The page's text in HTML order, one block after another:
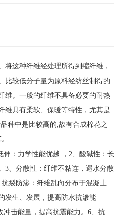
将这种纤维经处理所得到缩纤维，
比较低分子量为原料经纺丝制得的
维。一般的纤维不具备必要的耐热
维具有柔软、保暖等特性，尤其是
种中是比较高的,故有合成棉花之
伸：力学性能优越 ，2、酸碱性：长
3、分散性：纤维不粘连，遇水分散
裂防渗：纤维乱向分布于混凝土
发生、发展，提高防水抗渗能
冲击能量，提高抗震能力。6、抗